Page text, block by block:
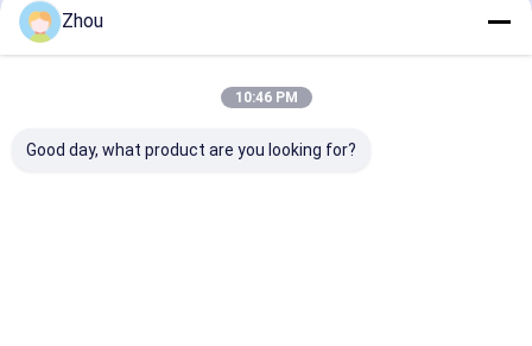
Sản Phẩm Khuyến Cáo
Zhou
10:46 PM
Good day, what product are you looking for?